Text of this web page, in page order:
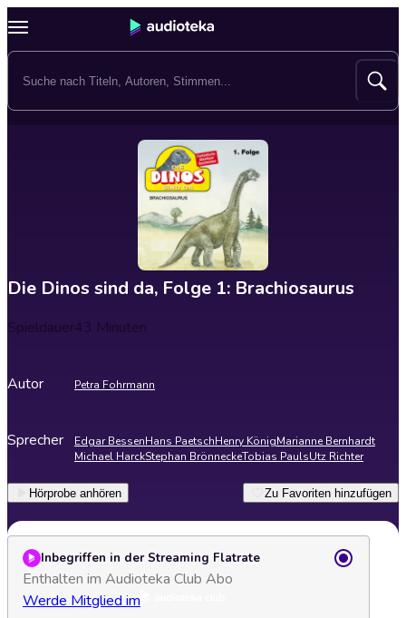
Die Dinos sind da, Folge 1: Brachiosaurus
Spieldauer43 Minuten
Autor Petra Fohrmann
Sprecher Edgar BessenHans PaetschHenry KönigMarianne Bernhardt
Michael HarckStephan BrönneckeTobias PaulsUtz Richter
Hörprobe anhören Zu Favoriten hinzufügen
Inbegriffen in der Streaming Flatrate
Enthalten im Audioteka Club Abo
Werde Mitglied im